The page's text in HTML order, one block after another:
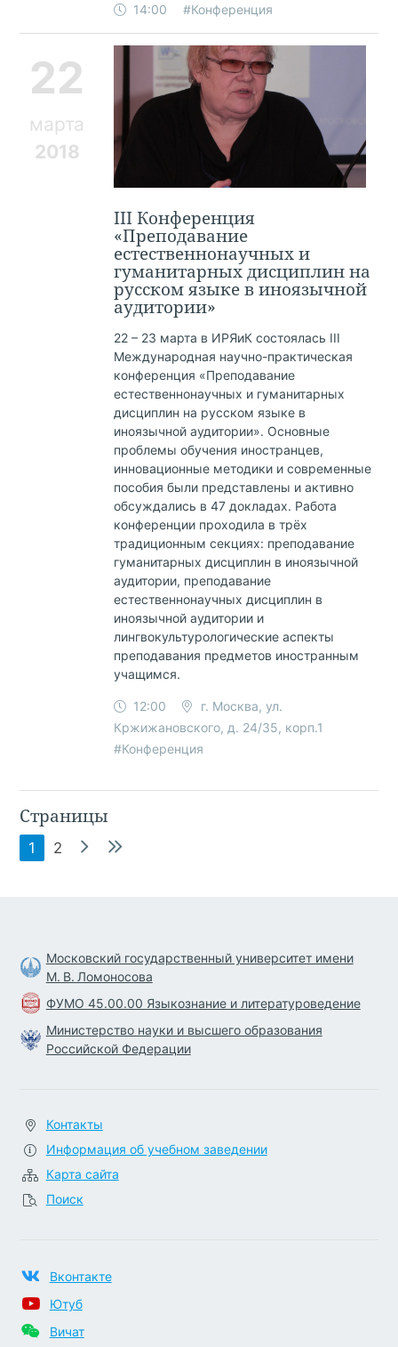
14:00 #Конференция
22
марта
2018
III Конференция
«Преподавание
естественнонаучных и
гуманитарных дисциплин на
русском языке в иноязычной
аудитории»
22 – 23 марта в ИРЯиК состоялась III
Международная научно-практическая
конференция «Преподавание
естественнонаучных и гуманитарных
дисциплин на русском языке в
иноязычной аудитории». Основные
проблемы обучения иностранцев,
инновационные методики и современные
пособия были представлены и активно
обсуждались в 47 докладах. Работа
конференции проходила в трёх
традиционным секциях: преподавание
гуманитарных дисциплин в иноязычной
аудитории, преподавание
естественнонаучных дисциплин в
иноязычной аудитории и
лингвокультурологические аспекты
преподавания предметов иностранным
учащимся.
12:00
г. Москва, ул.
Кржижановского, д. 24/35, корп.1
#Конференция
Страницы
1 2
Московский государственный университет имени
М. В. Ломоносова
ФУМО 45.00.00 Языкознание и литературоведение
Министерство науки и высшего образования
Российской Федерации
Контакты
Информация об учебном заведении
Карта сайта
Поиск
Вконтакте
Ютуб
Вичат